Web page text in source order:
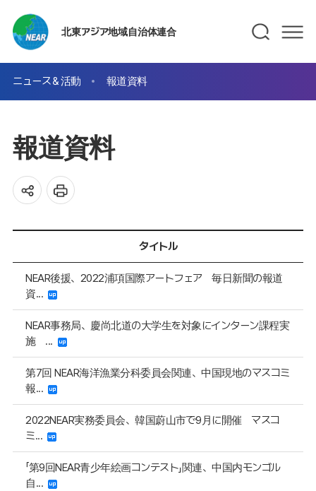
北東アジア地域自治体連合
ニュース＆活動 報道資料
報道資料
タイトル
NEAR後援、2022浦項国際アートフェア 毎日新聞の報道
資...
NEAR事務局、慶尚北道の大学生を対象にインターン課程実
施 ...
第7回 NEAR海洋漁業分科委員会関連、中国現地のマスコミ
報...
2022NEAR実務委員会、韓国蔚山市で9月に開催 マスコ
ミ...
「第9回NEAR青少年絵画コンテスト」関連、中国内モンゴル
自...